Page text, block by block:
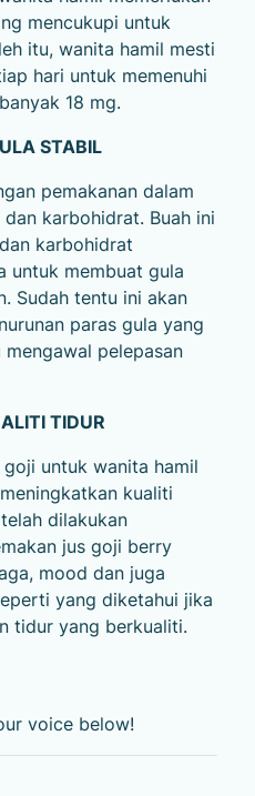
mencukupi untuk
itu, wanita hamil mesti
hari untuk memenuhi
18 mg.
STABIL
pemakanan dalam
karbohidrat. Buah ini
karbohidrat
untuk membuat gula
Sudah tentu ini akan
paras gula yang
pelepasan
TIDUR
untuk wanita hamil
kualiti
dilakukan
jus goji berry
mood dan juga
yang diketahui jika
tidur yang berkualiti.
voice below!